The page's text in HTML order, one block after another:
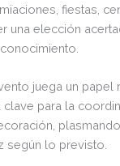
fiestas,
una elección
juega un papel
clave para la
según lo previsto.